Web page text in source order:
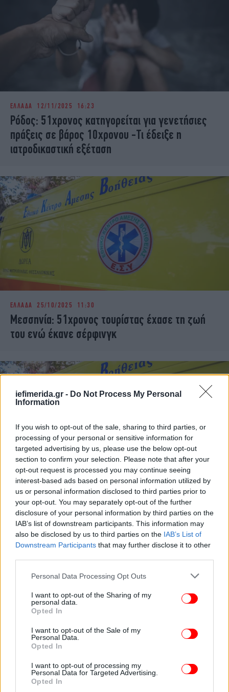
iefimerida.gr - Do Not Process My Personal
Information
If you wish to opt-out of the sale, sharing to third parties, or
processing of your personal or sensitive information for
targeted advertising by us, please use the below opt-out
section to confirm your selection. Please note that after your
opt-out request is processed you may continue seeing
interest-based ads based on personal information utilized by
us or personal information disclosed to third parties prior to
your opt-out. You may separately opt-out of the further
disclosure of your personal information by third parties on the
IAB’s list of downstream participants. This information may
also be disclosed by us to third parties on the IAB’s List of
Downstream Participants that may further disclose it to other
Please note that this website/app uses one or more Google
not limited to your visit or usage behaviour. You may click to
grant or deny consent to Google and its third-party tags to
use your data for below specified purposes in below Google
consent section.
Personal Data Processing Opt Outs
I want to opt-out of the Sharing of my
personal data.
Opted In
I want to opt-out of the Sale of my
Personal Data.
Opted In
I want to opt-out of processing my
Personal Data for Targeted Advertising.
Opted In
ΕΛΛΑΔΑ 12/11/2025 16:23
Ρόδος: 51χρονος κατηγορείται για γενετήσιες
πράξεις σε βάρος 10χρονου -Τι έδειξε η
ιατροδικαστική εξέταση
ΕΛΛΑΔΑ 25/10/2025 11:30
Μεσσηνία: 51χρονος τουρίστας έχασε τη ζωή
του ενώ έκανε σέρφινγκ
ΕΛΛΑΔΑ 11/06/2025 09:56
Χανιά: 51χρονος εντοπίστηκε νεκρός στο
χωράφι του
ΕΛΛΑΔΑ 28/04/2025 17:08
Θεσσαλονίκη: Καταδικάστηκε 51χρονος που